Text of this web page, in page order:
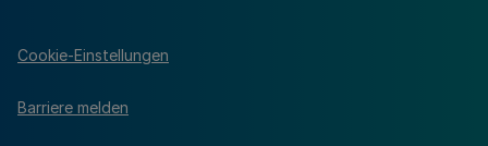
Cookie-Einstellungen
Barriere melden